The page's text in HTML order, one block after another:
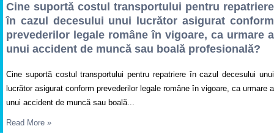
Cine suportă costul transportului pentru repatriere
în cazul decesului unui lucrător asigurat conform
prevederilor legale române în vigoare, ca urmare a
unui accident de muncă sau boală profesională?
Cine suportă costul transportului pentru repatriere în cazul decesului unui
lucrător asigurat conform prevederilor legale române în vigoare, ca urmare a
unui accident de muncă sau boală...
Read More »